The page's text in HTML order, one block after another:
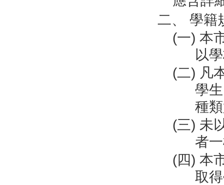
二、 學籍
(一) 本
以
(二) 凡
學
種
(三) 未
者
(四) 本
取